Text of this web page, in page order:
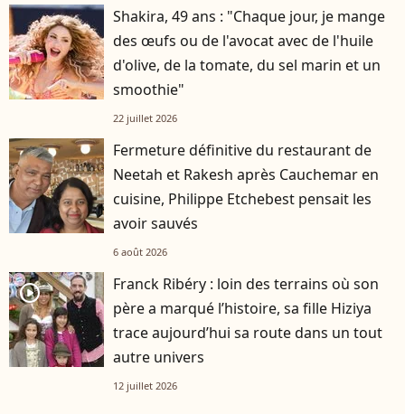
Shakira, 49 ans : "Chaque jour, je mange
des œufs ou de l'avocat avec de l'huile
d'olive, de la tomate, du sel marin et un
smoothie"
22 juillet 2026
Fermeture définitive du restaurant de
Neetah et Rakesh après Cauchemar en
cuisine, Philippe Etchebest pensait les
avoir sauvés
6 août 2026
player2
Franck Ribéry : loin des terrains où son
père a marqué l’histoire, sa fille Hiziya
trace aujourd’hui sa route dans un tout
autre univers
12 juillet 2026